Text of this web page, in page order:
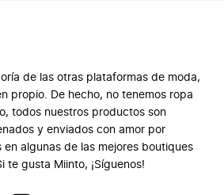
de las otras plataformas de moda,
propio. De hecho, no tenemos ropa
todos nuestros productos son
y enviados con amor por
en algunas de las mejores boutiques
te gusta Miinto, ¡Síguenos!